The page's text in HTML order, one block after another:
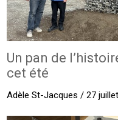
Un pan de
cet été
Adèle St-Jacques / 27